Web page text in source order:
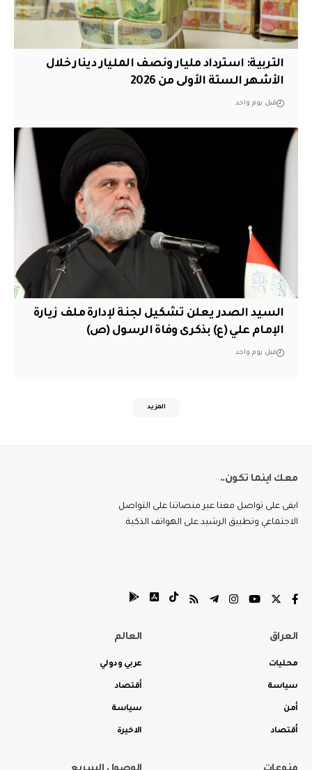
التربية: استرداد مليار ونصف المليار دينار خلال
الأشهر الستة الأولى من 2026
قبل يوم واحد
السيد الصدر يعلن تشكيل لجنة لإدارة ملف زيارة
الإمام علي (ع) بذكرى وفاة الرسول (ص)
قبل يوم واحد
المزيد
معك اينما تكون..
ابقى على تواصل معنا عبر منصاتنا على التواصل
الاجتماعي وتطبيق الرشيد على الهواتف الذكية.
العراق
محليات
سياسة
أمن
أقتصاد
العالم
عربي ودولي
أقتصاد
سياسة
الاخيرة